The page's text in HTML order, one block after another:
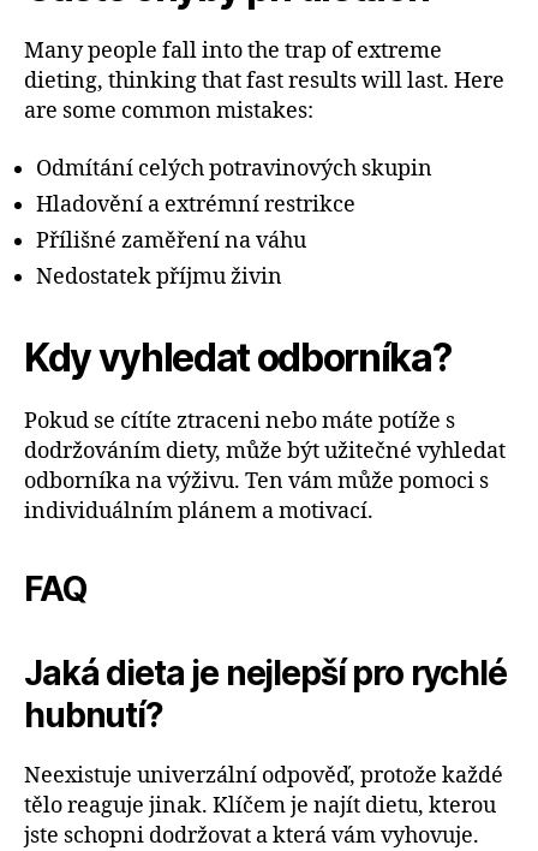
Many people fall into the trap of extreme
dieting, thinking that fast results will last. Here
are some common mistakes:
Odmítání celých potravinových skupin
Hladovění a extrémní restrikce
Přílišné zaměření na váhu
Nedostatek příjmu živin
Kdy vyhledat odborníka?
Pokud se cítíte ztraceni nebo máte potíže s
dodržováním diety, může být užitečné vyhledat
odborníka na výživu. Ten vám může pomoci s
individuálním plánem a motivací.
FAQ
Jaká dieta je nejlepší pro rychlé
hubnutí?
Neexistuje univerzální odpověď, protože každé
tělo reaguje jinak. Klíčem je najít dietu, kterou
jste schopni dodržovat a která vám vyhovuje.